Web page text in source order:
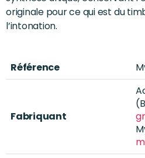
originale pour ce qui est du
l’intonation.
Référence
Fabriquant